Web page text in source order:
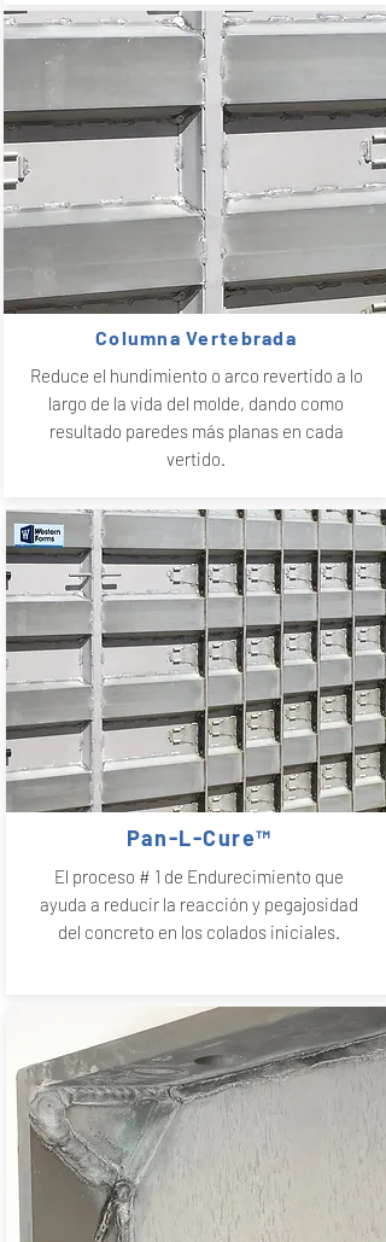
Columna Vertebrada
Reduce el hundimiento o arco revertido a lo
largo de la vida del molde, dando como
resultado paredes más planas en cada
vertido.
Pan-L-Cure™
El proceso # 1 de Endurecimiento que
ayuda a reducir la reacción y pegajosidad
del concreto en los colados iniciales.